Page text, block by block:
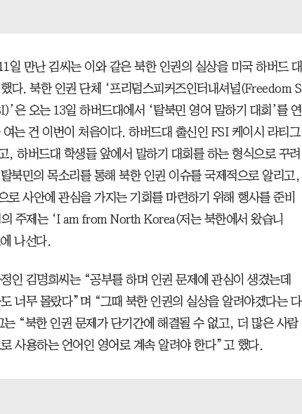
일 만난 김씨는 이와 같은 북한 인권의 실상을 미국 하버드 대
다. 북한 인권 단체 ‘프리덤스피커즈인터내셔널(Freedom S
은 오는 13일 하버드대에서 ‘탈북민 영어 말하기 대회’를 연
는 건 이번이 처음이다. 하버드대 출신인 FSI 케이시 라티그
, 하버드대 학생들 앞에서 말하기 대회를 하는 형식으로 꾸려
북민의 목소리를 통해 북한 인권 이슈를 국제적으로 알리고,
로 사안에 관심을 가지는 기회를 마련하기 위해 행사를 준비
주제는 ‘I am from North Korea(저는 북한에서 왔습니
나선다.
인 김명희씨는 “공부를 하며 인권 문제에 관심이 생겼는데
너무 몰랐다”며 “그때 북한 인권의 실상을 알려야겠다는 다
“북한 인권 문제가 단기간에 해결될 수 없고, 더 많은 사람
사용하는 언어인 영어로 계속 알려야 한다”고 했다.